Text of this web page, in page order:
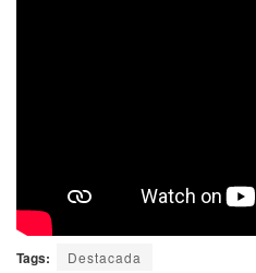
Tags: Destacada